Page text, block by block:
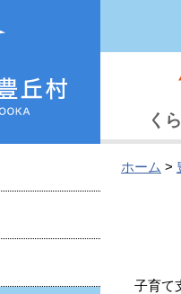
く
ホーム >
子育て